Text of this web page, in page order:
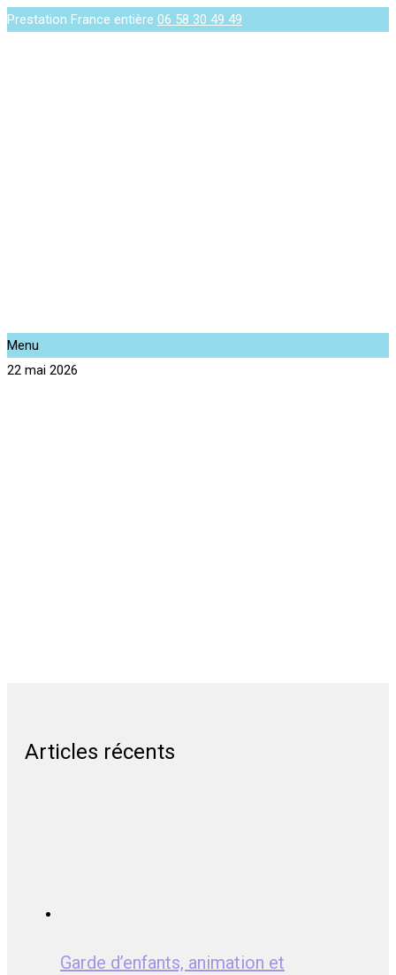
Prestation France entière 06 58 30 49 49
Menu
22 mai 2026
Articles récents
Garde d’enfants, animation et